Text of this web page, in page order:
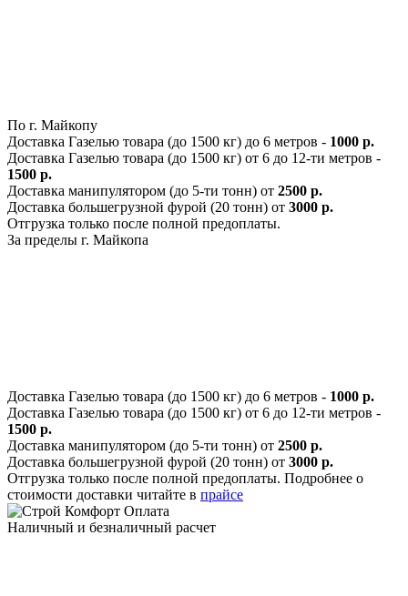
По г. Майкопу
Доставка Газелью товара (до 1500 кг) до 6 метров - 1000 р.
Доставка Газелью товара (до 1500 кг) от 6 до 12-ти метров -
1500 р.
Доставка манипулятором (до 5-ти тонн) от 2500 р.
Доставка большегрузной фурой (20 тонн) от 3000 р.
Отгрузка только после полной предоплаты.
За пределы г. Майкопа
Доставка Газелью товара (до 1500 кг) до 6 метров - 1000 р.
Доставка Газелью товара (до 1500 кг) от 6 до 12-ти метров -
1500 р.
Доставка манипулятором (до 5-ти тонн) от 2500 р.
Доставка большегрузной фурой (20 тонн) от 3000 р.
Отгрузка только после полной предоплаты. Подробнее о
стоимости доставки читайте в прайсе
Оплата
Наличный и безналичный расчет